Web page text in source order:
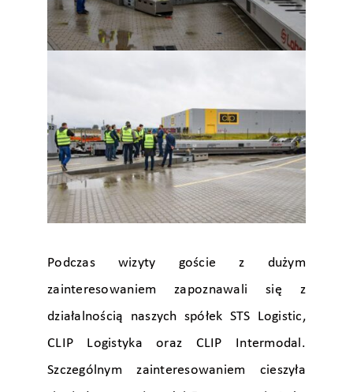
Podczas wizyty goście z dużym
zainteresowaniem zapoznawali się z
działalnością naszych spółek STS Logistic,
CLIP Logistyka oraz CLIP Intermodal.
Szczególnym zainteresowaniem cieszyła